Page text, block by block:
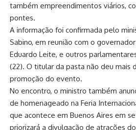
também empreendimentos viários,
pontes.
A informação foi confirmada pelo
Sabino, em reunião com o
Eduardo Leite, e outros
(22). O titular da pasta não deu mais
promoção do evento.
No encontro, o ministro também
de homenageado na Feria
que acontece em Buenos Aires em
priorizará a divulgação de atrações